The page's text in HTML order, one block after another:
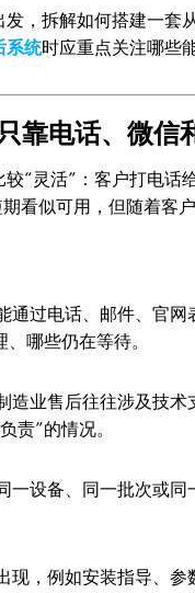
，拆解如何搭建一
系统时应重点关注哪些能
靠电话、微信
“灵活”：客户打电
看似可用，但随着客
通过电话、邮件、官
哪些仍在等待。
造业售后往往涉及技
责”的情况。
一设备、同一批次或
现，例如安装指导、